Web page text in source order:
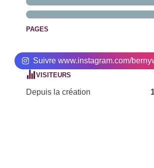
PAGES
Suivre www.instagram.com/
VISITEURS
Depuis la création